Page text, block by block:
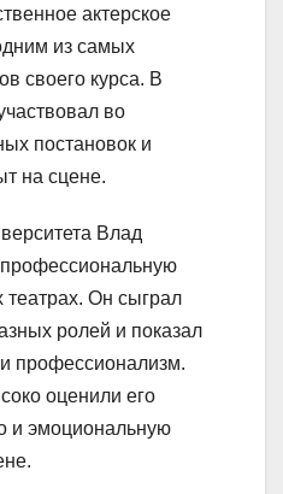
актерское
из самых
своего курса. В
во
постановок и
на сцене.
Влад
театрах. Он сыграл
ролей и показал
профессионализм.
оценили его
и эмоциональную